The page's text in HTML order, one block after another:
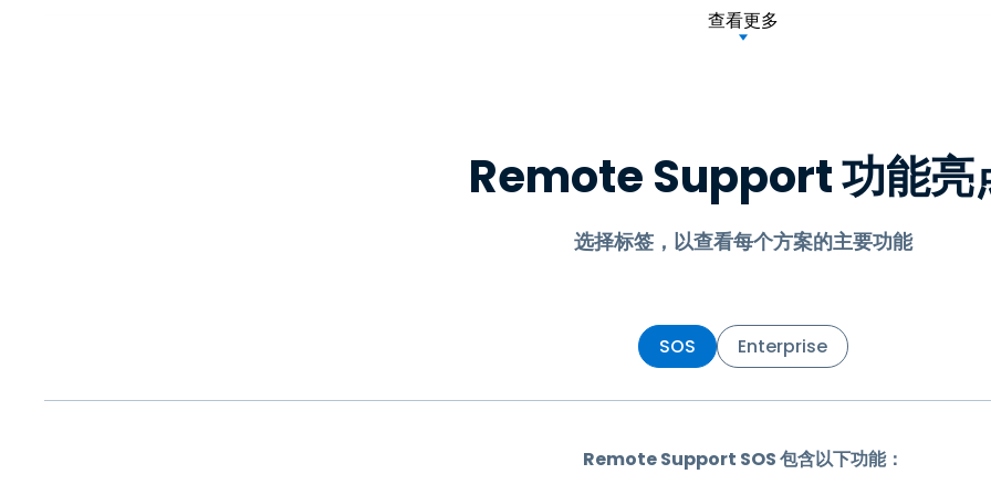
查看更多
Remote Support 功能亮
选择标签，以查看每个方案的主要功能
SOS Enterprise
Remote Support SOS 包含以下功能：